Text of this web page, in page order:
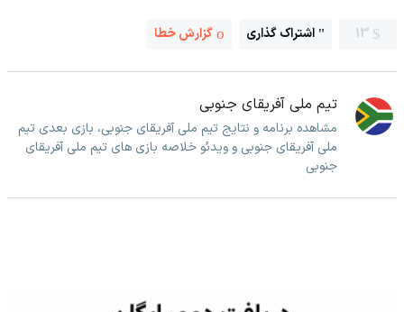
13 اشتراک گذاری گزارش خطا
تیم ملی آفریقای جنوبی
مشاهده برنامه و نتایج تیم ملی آفریقای جنوبی، بازی بعدی تیم
ملی آفریقای جنوبی و ویدئو خلاصه بازی های تیم ملی آفریقای
جنوبی